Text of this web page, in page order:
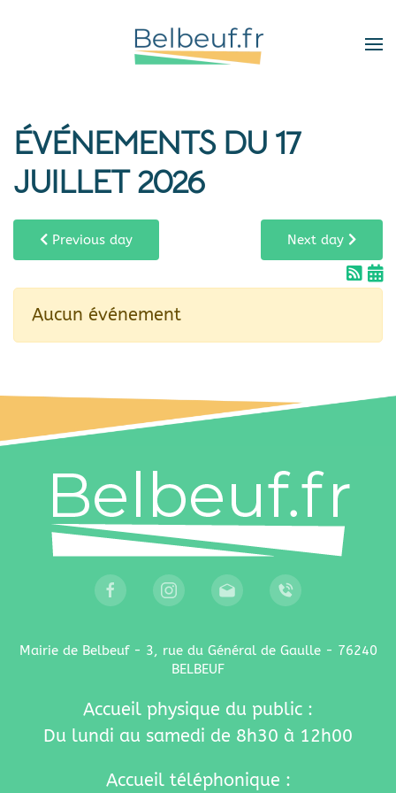
ÉVÉNEMENTS DU 17
JUILLET 2026
Previous day Next day
Aucun événement
Mairie de Belbeuf - 3, rue du Général de Gaulle - 76240
BELBEUF
Accueil physique du public :
Du lundi au samedi de 8h30 à 12h00
Accueil téléphonique :